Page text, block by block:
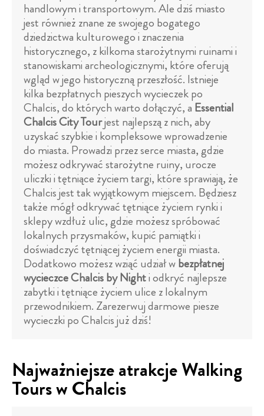
handlowym i transportowym. Ale dziś miasto
jest również znane ze swojego bogatego
dziedzictwa kulturowego i znaczenia
historycznego, z kilkoma starożytnymi ruinami i
stanowiskami archeologicznymi, które oferują
wgląd w jego historyczną przeszłość. Istnieje
kilka bezpłatnych pieszych wycieczek po
Chalcis, do których warto dołączyć, a Essential
Chalcis City Tourjest najlepszą z nich, aby
uzyskać szybkie i kompleksowe wprowadzenie
do miasta. Prowadzi przez serce miasta, gdzie
możesz odkrywać starożytne ruiny, urocze
uliczki i tętniące życiem targi, które sprawiają, że
Chalcis jest tak wyjątkowym miejscem. Będziesz
także mógł odkrywać tętniące życiem rynki i
sklepy wzdłuż ulic, gdzie możesz spróbować
lokalnych przysmaków, kupić pamiątki i
doświadczyć tętniącej życiem energii miasta.
Dodatkowo możesz wziąć udział wbezpłatnej
wycieczce Chalcis by Nighti odkryć najlepsze
zabytki i tętniące życiem ulice z lokalnym
przewodnikiem. Zarezerwuj darmowe piesze
wycieczki po Chalcis już dziś!
Najważniejsze atrakcje Walking
Tours w Chalcis